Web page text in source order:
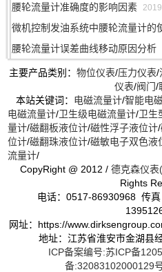
腰轮流量计准确度的影响因素
微机控制发油系统中腰轮流量计的
腰轮流量计误差曲线移动原因分析
主要产品类别： 物位仪表/压力仪表/
仪表/阀门/
本站关键词： 电磁流量计/智能电
电磁流量计/卫生级电磁流量计/卫生
量计/磁翻板液位计/磁性浮子液位计/
位计/磁翻珠液位计/磁敏电子双色液
流量计/
CopyRight @ 2012 / 德克森仪表
Rights
电话：0517-86930968 传
网址：https://
地址：江苏省淮安市金湖县
ICP备案编号:苏ICP备
备:32083102000129